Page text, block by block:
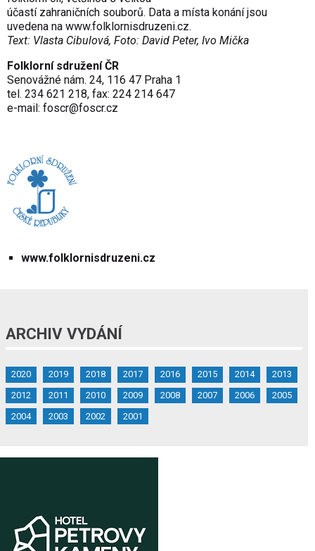
účastí zahraničních souborů. Data a místa konání jsou
uvedena na www.folklornisdruzeni.cz.
Text: Vlasta Cibulová, Foto: David Peter, Ivo Mička
Folklorní sdružení ČR
Senovážné nám. 24, 116 47 Praha 1
tel. 234 621 218, fax: 224 214 647
e-mail: foscr@foscr.cz
www.folklornisdruzeni.cz
ARCHIV VYDÁNÍ
2020 2019 2018 2017 2016 2015 2014
2013
2012
2011 2010 2009 2008 2007 2006
2005
2004
2003 2002 2001